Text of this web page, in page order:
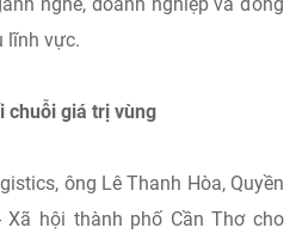
lĩnh vực.
chuỗi giá trị vùng
ông Lê Thanh Hòa, Quyền
Xã hội thành phố Cần Thơ cho